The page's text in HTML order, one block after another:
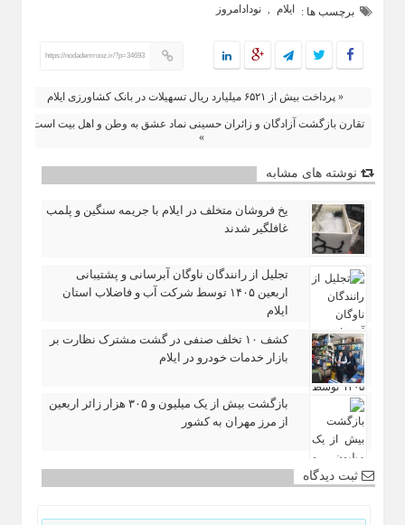
برچسب ها : ایلام , نودادامروز
https://nodademrooz.ir/?p=34693
« پرداخت بیش از ۶۵۲۱ میلیارد ریال تسهیلات در بانک کشاورزی ایلام
تقارن بازگشت آزادگان و زائران حسینی نماد عشق به وطن و اهل بیت است
»
نوشته های مشابه
یخ‌ فروشان متخلف در ایلام با جریمه سنگین و پلمب
غافلگیر شدند
تجلیل از رانندگان ناوگان آبرسانی و پشتیبانی
اربعین ۱۴۰۵ توسط شرکت آب و فاضلاب استان
ایلام
کشف ۱۰ تخلف صنفی در گشت مشترک نظارت بر
بازار خدمات خودرو در ایلام
بازگشت بیش از یک میلیون و ۳۰۵ هزار زائر اربعین
از مرز مهران به کشور
ثبت دیدگاه